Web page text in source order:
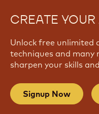
CREATE
Unlock free unlimited
techniques and many
sharpen your skills
Signup Now